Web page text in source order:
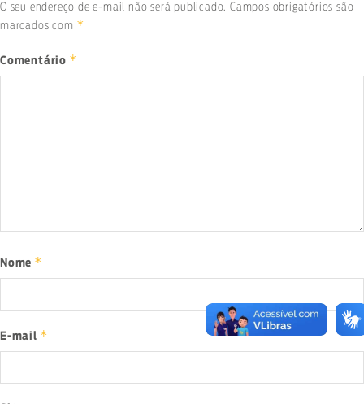
O seu endereço de e-mail não será publicado. Campos obrigatórios são
marcados com *
Comentário *
Nome *
E-mail *